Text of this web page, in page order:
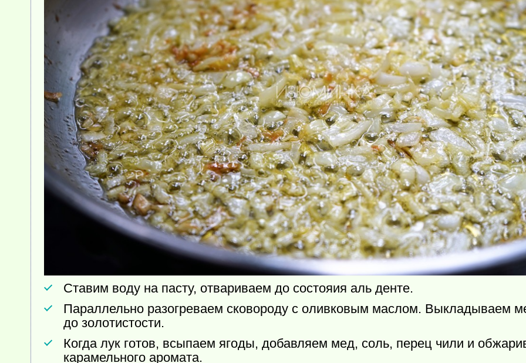
Ставим воду на пасту, отвариваем до состояия аль денте.
Параллельно разогреваем сковороду с оливковым маслом. Выкладываем
до золотистости.
Когда лук готов, всыпаем ягоды, добавляем мед, соль, перец чили и
карамельного аромата.